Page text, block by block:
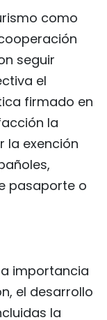
como
seguir
el
firmado en
la
la exención
pasaporte o
importancia
el desarrollo
la